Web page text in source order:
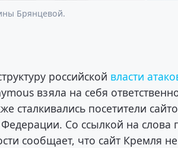
Брянцевой.
российской власти
взяла на себя
сталкивались посетители
Со ссылкой на слова
сообщает, что сайт Кремля